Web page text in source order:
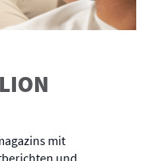
mit
und